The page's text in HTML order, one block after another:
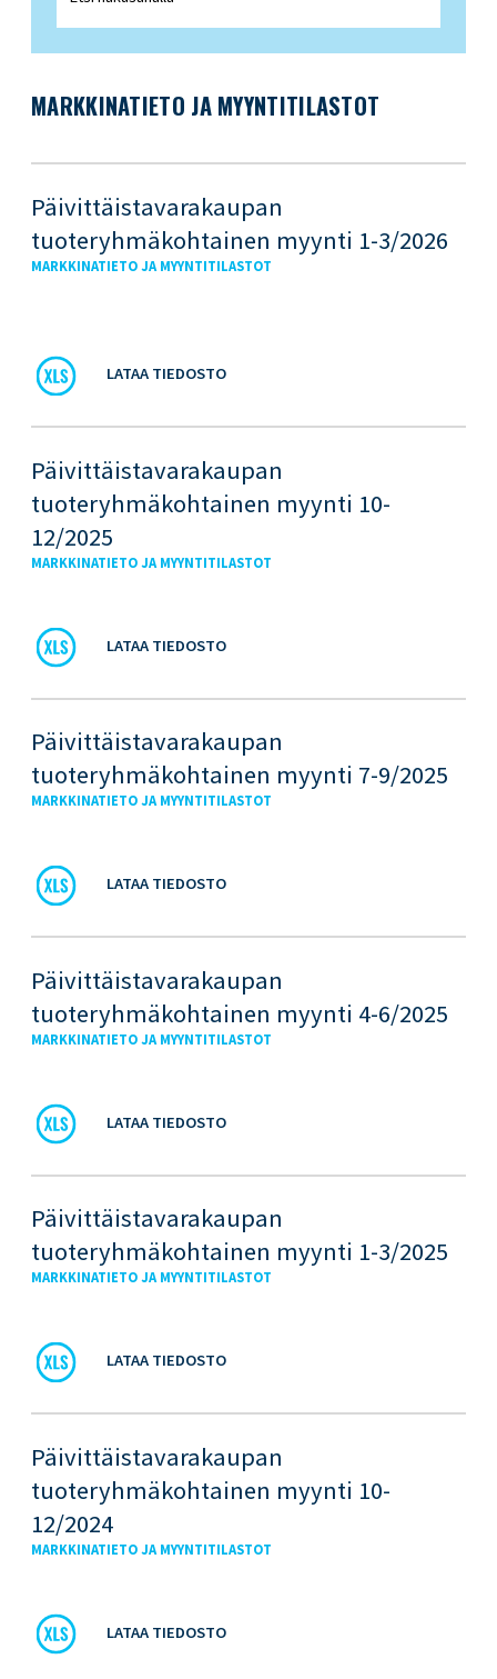
MARKKINATIETO JA MYYNTITILASTOT
Päivittäistavarakaupan
tuoteryhmäkohtainen myynti 1-3/2026
MARKKINATIETO JA MYYNTITILASTOT
LATAA TIEDOSTO
Päivittäistavarakaupan
tuoteryhmäkohtainen myynti 10-
12/2025
MARKKINATIETO JA MYYNTITILASTOT
LATAA TIEDOSTO
Päivittäistavarakaupan
tuoteryhmäkohtainen myynti 7-9/2025
MARKKINATIETO JA MYYNTITILASTOT
LATAA TIEDOSTO
Päivittäistavarakaupan
tuoteryhmäkohtainen myynti 4-6/2025
MARKKINATIETO JA MYYNTITILASTOT
LATAA TIEDOSTO
Päivittäistavarakaupan
tuoteryhmäkohtainen myynti 1-3/2025
MARKKINATIETO JA MYYNTITILASTOT
LATAA TIEDOSTO
Päivittäistavarakaupan
tuoteryhmäkohtainen myynti 10-
12/2024
MARKKINATIETO JA MYYNTITILASTOT
LATAA TIEDOSTO